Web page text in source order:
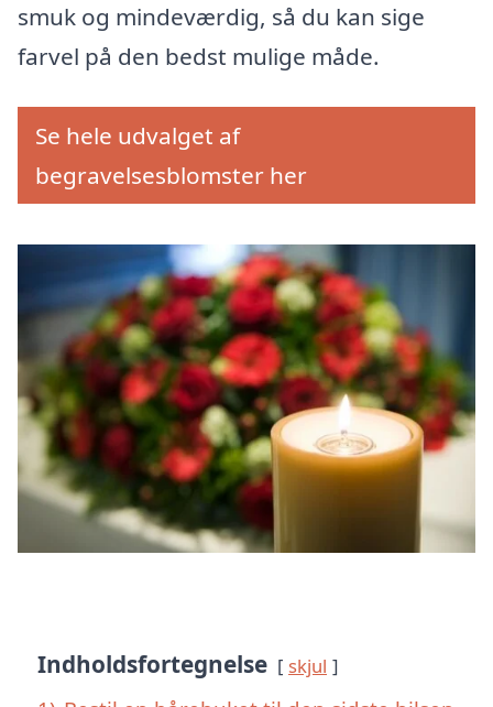
smuk og mindeværdig, så du kan sige
farvel på den bedst mulige måde.
Se hele udvalget af
begravelsesblomster her
Indholdsfortegnelse skjul